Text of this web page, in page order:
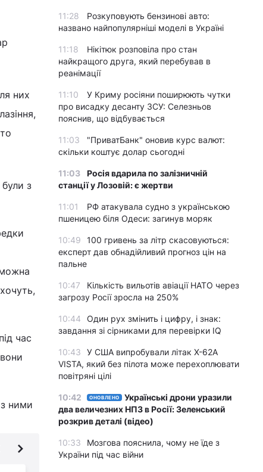
них
з
час
ними
11:28
Розкуповують бензинові авто:
названо найпопулярніші моделі в Україні
11:18
Нікітюк розповіла про стан
найкращого друга, який перебував в
реанімації
11:10
У Криму росіяни поширюють чутки
про висадку десанту ЗСУ: Селезньов
пояснив, що відбувається
11:03
"ПриватБанк" оновив курс валют:
скільки коштує долар сьогодні
11:03
Росія вдарила по залізничній
станції у Лозовій: є жертви
11:01
РФ атакувала судно з українською
пшеницею біля Одеси: загинув моряк
10:49
100 гривень за літр скасовуються:
експерт дав обнадійливий прогноз цін на
пальне
10:47
Кількість вильотів авіації НАТО через
загрозу Росії зросла на 250%
10:44
Один рух змінить і цифру, і знак:
завдання зі сірниками для перевірки IQ
10:43
У США випробували літак X-62A
VISTA, який без пілота може перехоплювати
повітряні цілі
10:42 ОНОВЛЕНО
Українські дрони уразили
два величезних НПЗ в Росії: Зеленський
розкрив деталі (відео)
10:33
Мозгова пояснила, чому не їде з
України під час війни